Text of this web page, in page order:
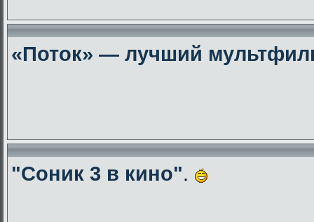
«Поток» — лучший
"Соник 3 в кино".